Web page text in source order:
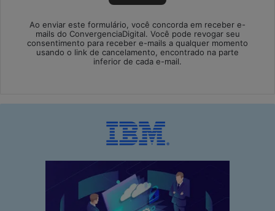
Ao enviar este formulário, você concorda em receber e-
mails do ConvergenciaDigital. Você pode revogar seu
consentimento para receber e-mails a qualquer momento
usando o link de cancelamento, encontrado na parte
inferior de cada e-mail.